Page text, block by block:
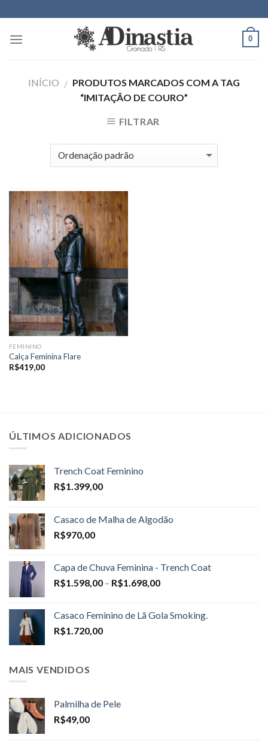
to
content
0
INÍCIO / PRODUTOS MARCADOS COM A TAG
“IMITAÇÃO DE COURO”
FILTRAR
FEMININO
Calça Feminina Flare
R$419,00
ÚLTIMOS ADICIONADOS
Trench Coat Feminino
R$1.399,00
Casaco de Malha de Algodão
R$970,00
Capa de Chuva Feminina - Trench Coat
R$1.598,00 – R$1.698,00Price
through
Casaco Feminino de Lã Gola Smoking.
R$1.720,00
MAIS VENDIDOS
Palmilha de Pele
R$49,00